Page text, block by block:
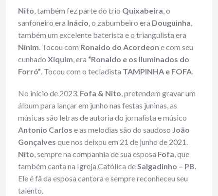
Nito, também fez parte do trio Quixabeira, o
sanfoneiro era Inácio, o zabumbeiro era Douguinha,
também um excelente baterista e o triangulista era
Ninim. Tocou com Ronaldo do Acordeon e com seu
cunhado Xiquim, era “Ronaldo e os Iluminados do
Forró”. Tocou com o tecladista TAMPINHA e FOFA.
No início de 2023, Fofa & Nito, pretendem gravar um
álbum para lançar em junho nas festas juninas, as
músicas são letras de autoria do jornalista e músico
Antonio Carlos e as melodias são do saudoso João
Gonçalves que nos deixou em 21 de junho de 2021.
Nito, sempre na companhia de sua esposa Fofa, que
também canta na Igreja Católica deSalgadinho – PB.
Ele é fã da esposa cantora e sempre reconheceu seu
talento.